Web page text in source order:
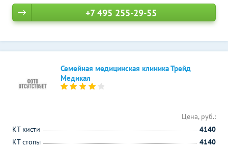
+7 495 255-29-55
Семейная медицинская клиника Трейд
Медикал
Цена, руб.:
КТ кисти
4140
КТ стопы
4140